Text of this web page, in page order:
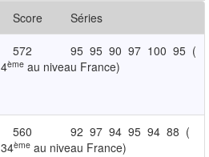
Score Séries
572 95 95 90 97 100 95 (
4èmeau niveau France)
560 92 97 94 95 94 88 (
34èmeau niveau France)